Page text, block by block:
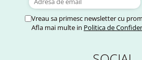
Vreau sa primesc newsletter cu
Afla mai multe in Politica de